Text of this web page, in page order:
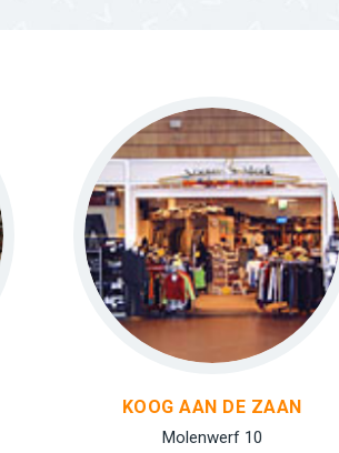
KOOG AAN DE ZAAN
Molenwerf 10